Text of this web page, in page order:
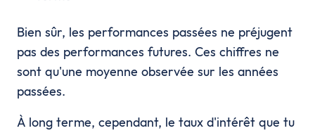
Bien sûr, les performances passées ne préjugent
pas des performances futures. Ces chiffres ne
sont qu'une moyenne observée sur les années
passées.
À long terme, cependant, le taux d'intérêt que tu